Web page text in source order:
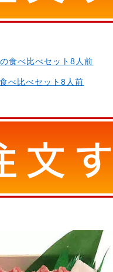
べ比べセット8人前